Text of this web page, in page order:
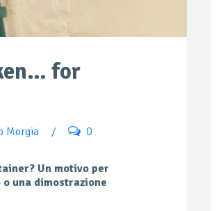
for
Morgia / 0
Un motivo per
una dimostrazione